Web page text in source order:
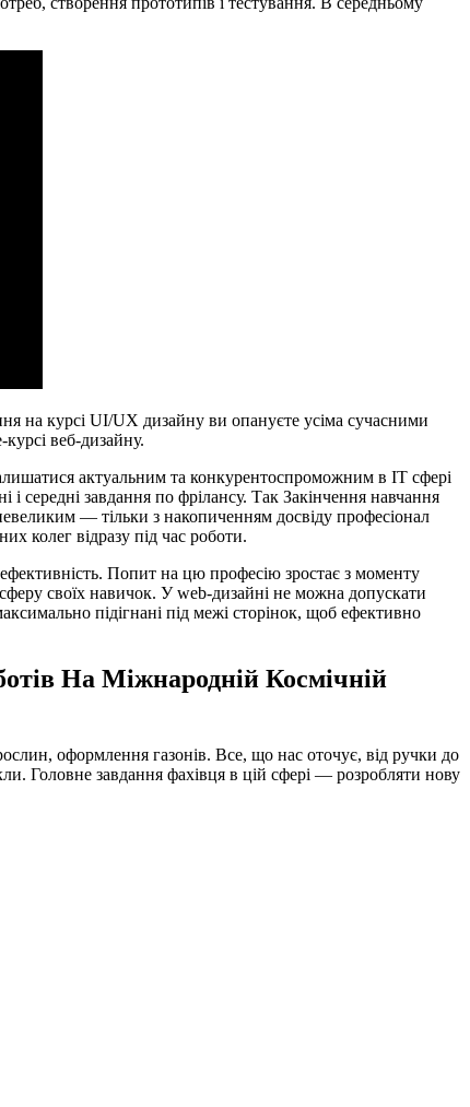
на курсі UI/UX дизайну ви опануєте усіма сучасними
веб-дизайну.
актуальним та конкурентоспроможним в IT сфері
середні завдання по фрілансу. Так Закінчення навчання
— тільки з накопиченням досвіду професіонал
колег відразу під час роботи.
Попит на цю професію зростає з моменту
своїх навичок. У web-дизайні не можна допускати
підігнані під межі сторінок, щоб ефективно
На Міжнародній Космічній
оформлення газонів. Все, що нас оточує, від ручки до
Головне завдання фахівця в цій сфері — розробляти нову